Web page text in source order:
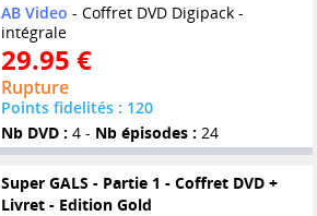
AB Video - Coffret DVD Digipack -
intégrale
29.95 €
Rupture
Points fidelités : 120
Nb DVD : 4 - Nb épisodes : 24
Super GALS - Partie 1 - Coffret DVD +
Livret - Edition Gold